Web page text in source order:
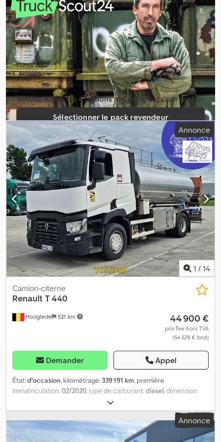
acier-air, longueur totale:8 600 mm, largeur totale:2 500 mm
hauteur totale: 3 400 mm , Année de construction: 2010
Équipement:attelage de remorque, régulation électrique des
vitres, rétroviseur électrique, verrouillage centralisé, = Options
et équipements supplémentaires = Cedpfxozrbp Ue Abnoha -
Lecteur CD - Réservoir de carburant en aluminium - Courant
alternatif - Boîte à outils = Informations complémentaires =
Dimension des pneus : 315/80 R22.5 Freins : Freins à disque Essieu
avant : Directrice ; Profil du pneu gauche : 8 mm ; Profil du pneu
droit : 8 mm ; Suspension : À lames Essieu arrière 1 : Jumelés ; Profil
pneu gauche intérieur : 4 mm ; Profil pneu gauche extérieur : 4
mm ; Profil pneu droit intérieur : 4 mm ; Profil pneu droit extérieur :
4 mm ; Suspension : Suspension pneumatique Essieu arrière 2 :
Essieu relevable ; Directrice ; Profil du pneu gauche : 9 mm ; Profil
du pneu droit : 9 mm ; Suspension : Suspension pneumatique
Poids à vide : 9 725 kg Charge utile : 16 275 kg PTAC : 26 000 kg
Dommages : aucun
Vendre à plus de 4 millions ­ de prospects par mois
Sélectionner le pack revendeur
Créer une annonce unique
Annonce
1 / 14
Hooglede 531 km
Camion-citerne
Renault T 440
44 900 €
prix fixe hors TVA
(54 329 € brut)
Demander Appel
État:d'occasion, kilométrage: 339 191 km, première
immatriculation:02/2020, type de carburant:diesel, dimension
, configuration d'essieux:
empattement:4 250 mm, carburant:diesel, freins:retardeur,
couleur:autre, cabine conducteur:cabine courte, type
d'engrenage:automatique , classe d'émission:
, suspension:
Annonce